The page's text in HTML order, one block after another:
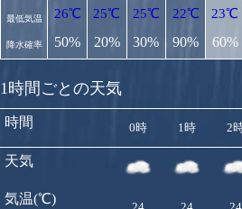
最低気温
降水確率
26℃
50%
25℃
20%
25℃
30%
22℃
90%
23℃
60%
1時間ごとの天気
時間
天気
気温(℃)
0時 1時 2